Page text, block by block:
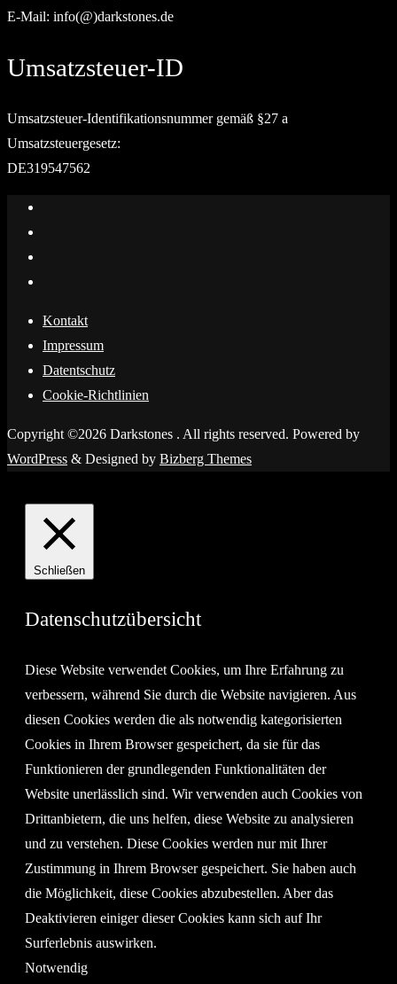
E-Mail: info(@)darkstones.de
Umsatzsteuer-ID
Umsatzsteuer-Identifikationsnummer gemäß §27 a
Umsatzsteuergesetz:
DE319547562
Kontakt
Impressum
Datentschutz
Cookie-Richtlinien
Copyright ©2026 Darkstones . All rights reserved. Powered by
WordPress & Designed by Bizberg Themes
Schließen
Datenschutzübersicht
Diese Website verwendet Cookies, um Ihre Erfahrung zu
verbessern, während Sie durch die Website navigieren. Aus
diesen Cookies werden die als notwendig kategorisierten
Cookies in Ihrem Browser gespeichert, da sie für das
Funktionieren der grundlegenden Funktionalitäten der
Website unerlässlich sind. Wir verwenden auch Cookies von
Drittanbietern, die uns helfen, diese Website zu analysieren
und zu verstehen. Diese Cookies werden nur mit Ihrer
Zustimmung in Ihrem Browser gespeichert. Sie haben auch
die Möglichkeit, diese Cookies abzubestellen. Aber das
Deaktivieren einiger dieser Cookies kann sich auf Ihr
Surferlebnis auswirken.
Notwendig